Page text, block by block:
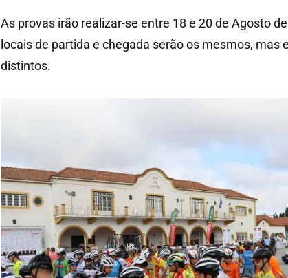
As provas irão realizar-se entre 18 e 20 de Agosto
locais de partida e chegada serão os mesmos, mas
distintos.